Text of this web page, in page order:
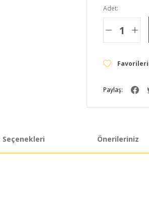
Adet:
Paylaş:
Önerileriniz